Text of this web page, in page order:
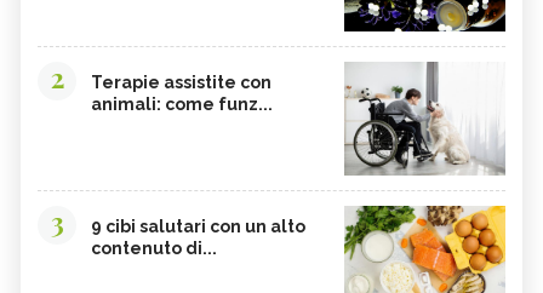
2
Terapie assistite con
animali: come funz...
3
9 cibi salutari con un alto
contenuto di...